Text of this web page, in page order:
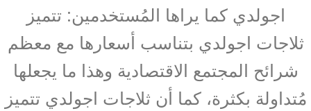
اجولدي كما يراها المُستخدمين: تتميز
ثلاجات اجولدي بتناسب أسعارها مع معظم
شرائح المجتمع الاقتصادية وهذا ما يجعلها
مُتداولة بكثرة، كما أن ثلاجات اجولدي تتميز